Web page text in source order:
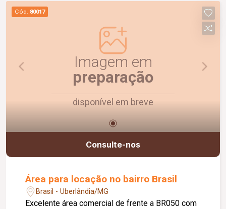
Cód. 80017
Imagem em
preparação
disponível em breve
Consulte-nos
Área para locação no bairro Brasil
Brasil - Uberlândia/MG
Excelente área comercial de frente a BR050 com